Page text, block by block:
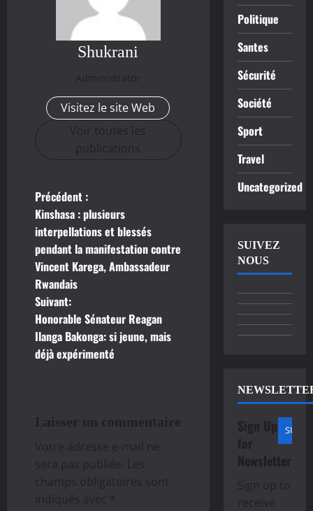
Shukrani
Administrator
Visitez le site Web
Voir toutes les
publications
N
a
v
i
g
a
o
n
d
Précédent :
Kinshasa : plusieurs
interpellations et blessés
pendant la manifestation contre
Vincent Karega, Ambassadeur
Rwandais
Suivant:
Honorable Sénateur Reagan
Ilanga Bakonga: si jeune, mais
déjà expérimenté
Laisser un commentaire
Votre adresse e-mail ne
sera pas publiée. Les
champs obligatoires sont
indiqués avec *
Politique
Santes
Sécurité
Société
Sport
Travel
Uncategorized
SUIVEZ
NOUS
Sign Up
for
Newsletter
Sign up to
receive